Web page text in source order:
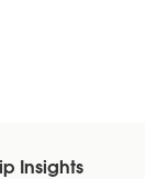
Insights